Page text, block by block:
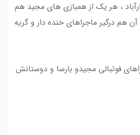
، هر یک از همبازی های مجید هم
هم درگیر ماجراهای خنده دار و گریه
فوتبالی مجیدو بارسا و دوستانش